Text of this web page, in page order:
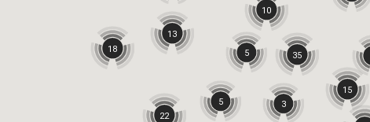
10
5 35
13
15
3
5
22
18